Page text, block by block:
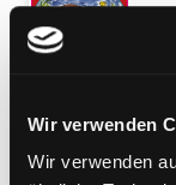
Wir verwenden
Wir verwenden